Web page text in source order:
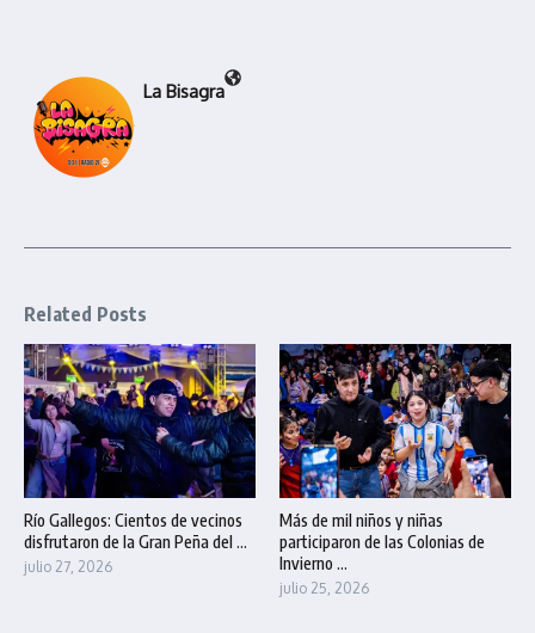
La Bisagra
Related Posts
Río Gallegos: Cientos de vecinos
disfrutaron de la Gran Peña del ...
julio 27, 2026
Más de mil niños y niñas
participaron de las Colonias de
Invierno ...
julio 25, 2026